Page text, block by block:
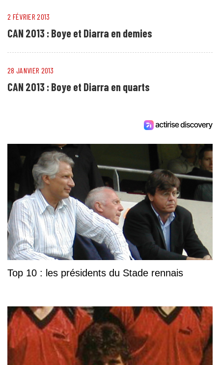
2 FÉVRIER 2013
CAN 2013 : Boye et Diarra en demies
28 JANVIER 2013
CAN 2013 : Boye et Diarra en quarts
Top 10 : les présidents du Stade rennais